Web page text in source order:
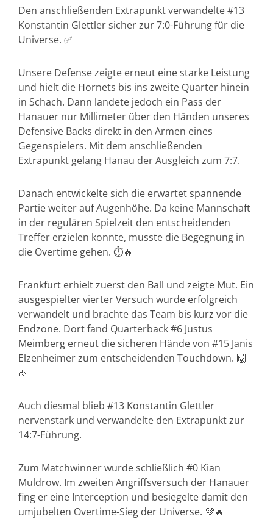
Den anschließenden Extrapunkt verwandelte #13
Konstantin Glettler sicher zur 7:0-Führung für die
Universe. ✅
Unsere Defense zeigte erneut eine starke Leistung
und hielt die Hornets bis ins zweite Quarter hinein
in Schach. Dann landete jedoch ein Pass der
Hanauer nur Millimeter über den Händen unseres
Defensive Backs direkt in den Armen eines
Gegenspielers. Mit dem anschließenden
Extrapunkt gelang Hanau der Ausgleich zum 7:7.
Danach entwickelte sich die erwartet spannende
Partie weiter auf Augenhöhe. Da keine Mannschaft
in der regulären Spielzeit den entscheidenden
Treffer erzielen konnte, musste die Begegnung in
die Overtime gehen. ⏱️🔥
Frankfurt erhielt zuerst den Ball und zeigte Mut. Ein
ausgespielter vierter Versuch wurde erfolgreich
verwandelt und brachte das Team bis kurz vor die
Endzone. Dort fand Quarterback #6 Justus
Meimberg erneut die sicheren Hände von #15 Janis
Elzenheimer zum entscheidenden Touchdown. 🙌
🏈
Auch diesmal blieb #13 Konstantin Glettler
nervenstark und verwandelte den Extrapunkt zur
14:7-Führung.
Zum Matchwinner wurde schließlich #0 Kian
Muldrow. Im zweiten Angriffsversuch der Hanauer
fing er eine Interception und besiegelte damit den
umjubelten Overtime-Sieg der Universe. 💜🔥